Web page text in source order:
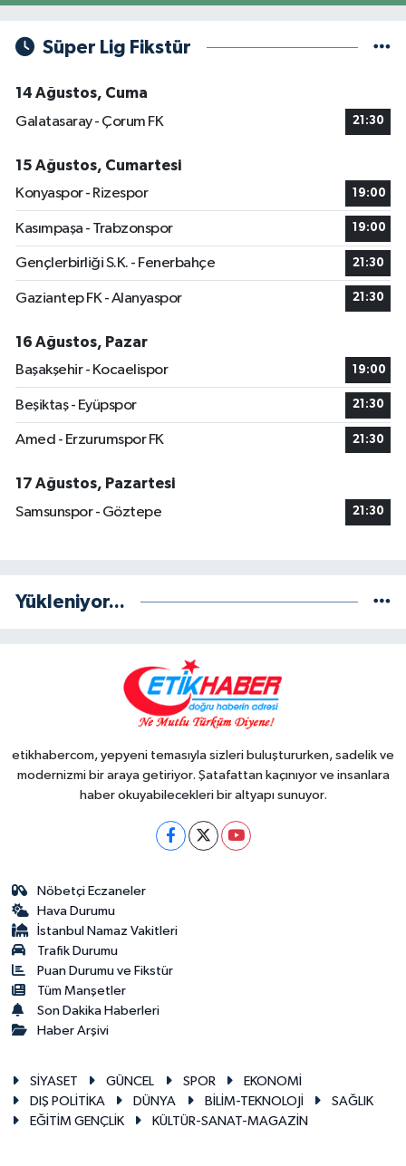
Süper Lig Fikstür
14 Ağustos, Cuma
Galatasaray - Çorum FK
21:30
15 Ağustos, Cumartesi
Konyaspor - Rizespor
19:00
Kasımpaşa - Trabzonspor 19:00
Gençlerbirliği S.K. - Fenerbahçe 21:30
Gaziantep FK - Alanyaspor 21:30
16 Ağustos, Pazar
Başakşehir - Kocaelispor
19:00
Beşiktaş - Eyüpspor 21:30
Amed - Erzurumspor FK 21:30
17 Ağustos, Pazartesi
Samsunspor - Göztepe
21:30
Yükleniyor...
etikhabercom, yepyeni temasıyla sizleri buluştururken, sadelik ve
modernizmi bir araya getiriyor. Şatafattan kaçınıyor ve insanlara
haber okuyabilecekleri bir altyapı sunuyor.
Nöbetçi Eczaneler
Hava Durumu
İstanbul Namaz Vakitleri
Trafik Durumu
Puan Durumu ve Fikstür
Tüm Manşetler
Son Dakika Haberleri
Haber Arşivi
SİYASET GÜNCEL SPOR
EKONOMİ
DIŞ POLİTİKA
DÜNYA BİLİM-TEKNOLOJİ
SAĞLIK
EĞİTİM GENÇLİK
KÜLTÜR-SANAT-MAGAZİN